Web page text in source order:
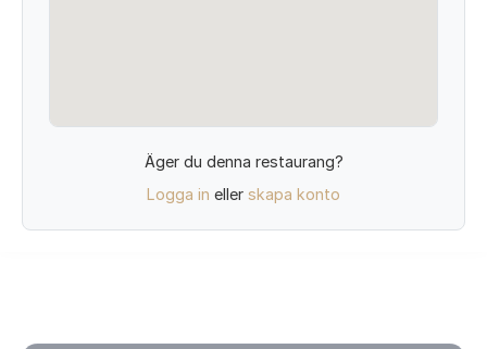
Äger du denna restaurang?
Logga in eller skapa konto